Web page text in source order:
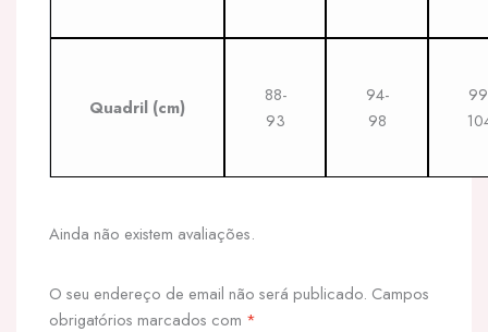
Quadril (cm)
88-
93
94-
98
Ainda não existem avaliações.
O seu endereço de email não será publicado. Campos
obrigatórios marcados com *